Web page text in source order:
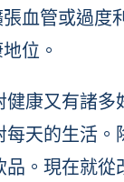
血管或過度
位。
康又有諸
天的生活
。現在就